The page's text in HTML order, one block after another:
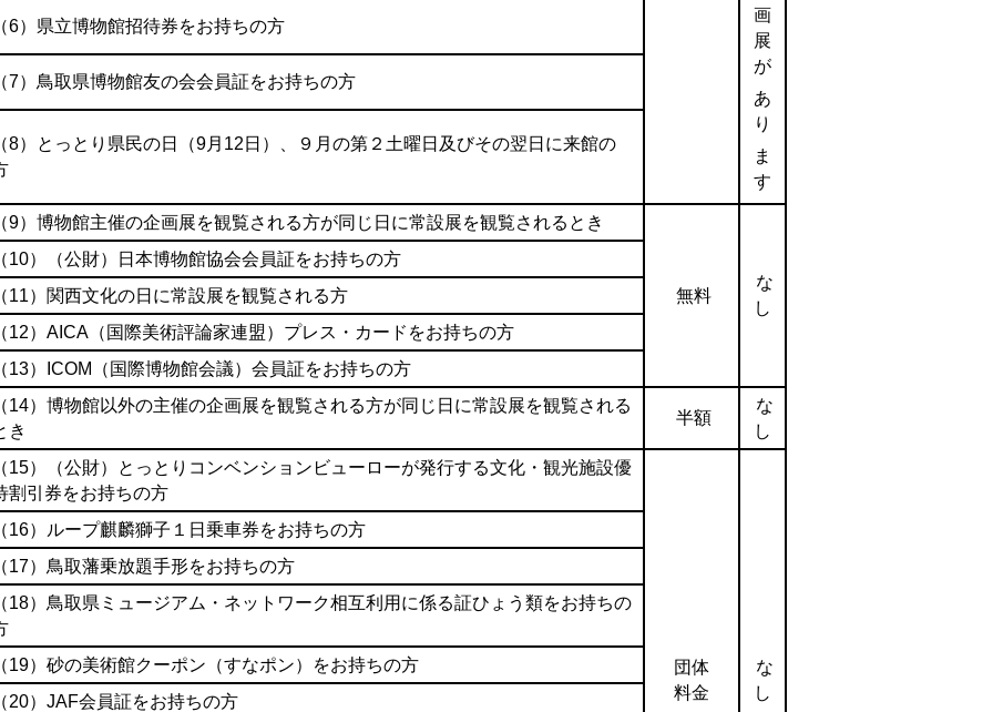
画
展
が
あ
り
ま
す
（6）県立博物館招待券をお持ちの方
（7）鳥取県博物館友の会会員証をお持ちの方
（8）とっとり県民の日（9月12日）、９月の第２土曜日及びその翌日に来館の
（9）博物館主催の企画展を観覧される方が同じ日に常設展を観覧されるとき
無料
な
し
（10）（公財）日本博物館協会会員証をお持ちの方
（11）関西文化の日に常設展を観覧される方
（12）AICA（国際美術評論家連盟）プレス・カードをお持ちの方
（13）ICOM（国際博物館会議）会員証をお持ちの方
（14）博物館以外の主催の企画展を観覧される方が同じ日に常設展を観覧される
き
半額
な
し
（15）（公財）とっとりコンベンションビューローが発行する文化・観光施設優
割引券をお持ちの方
団体
料金
な
し
（16）ループ麒麟獅子１日乗車券をお持ちの方
（17）鳥取藩乗放題手形をお持ちの方
（18）鳥取県ミュージアム・ネットワーク相互利用に係る証ひょう類をお持ちの
（19）砂の美術館クーポン（すなポン）をお持ちの方
（20）JAF会員証をお持ちの方